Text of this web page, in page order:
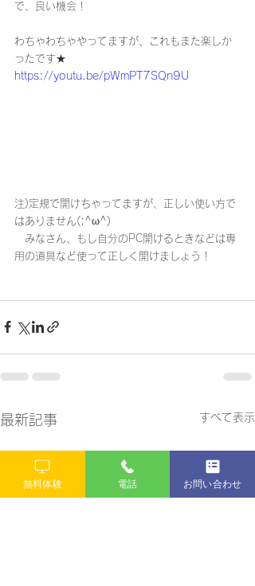
で、良い機会！
わちゃわちゃやってますが、これもまた楽しか
ったです★
https://youtu.be/pWmPT7SQn9U
注)定規で開けちゃってますが、正しい使い方で
はありません(;^ω^)
みなさん、もし自分のPC開けるときなどは専
用の道具など使って正しく開けましょう！
最新記事 すべて表示
無料体験 電話 お問い合わせ